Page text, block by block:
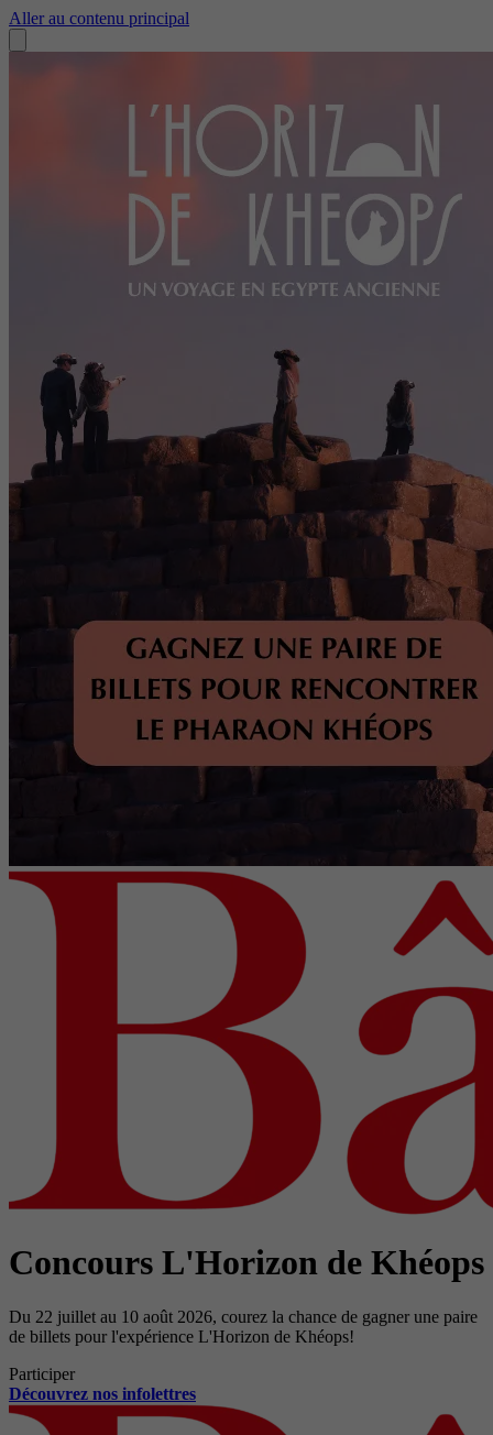
Aller au contenu principal
Concours L'Horizon de Khéops
Du 22 juillet au 10 août 2026, courez la chance de gagner une paire
de billets pour l'expérience L'Horizon de Khéops!
Participer
Découvrez nos infolettres